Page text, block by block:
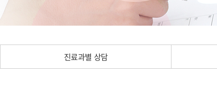
진료과별 상담